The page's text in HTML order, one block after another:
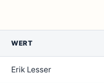
WERT
Erik Lesser